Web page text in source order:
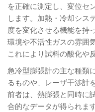
を正確に測定し、変位セ
します。加熱・冷却シス
度を変化させる機能を持
環境や不活性ガスの雰囲
これにより試料の酸化や
急冷型膨張計の主な種類
るものや、レーザ干渉計
前者は、熱膨張と同時に
合的なデータが得られま